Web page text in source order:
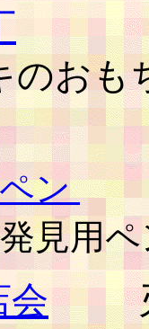
駄菓
のおも
ン
見用
会刃